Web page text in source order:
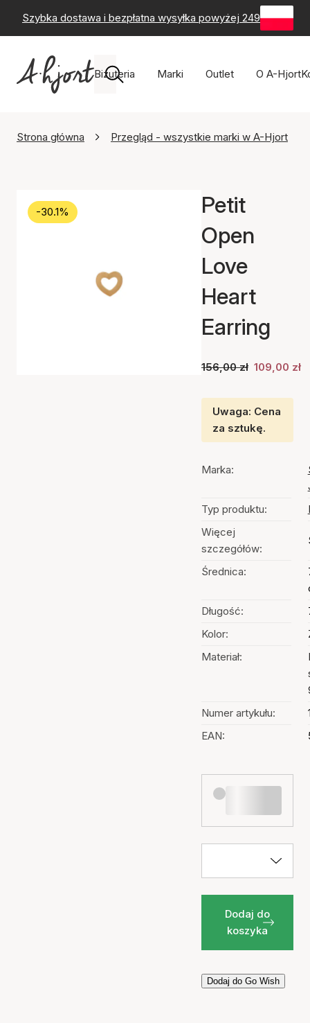
Szybka dostawa i bezpłatna wysyłka powyżej 249 zł -
Biżuteria Marki Outlet O A-Hjort
Strona główna Przegląd - wszystkie marki w A-Hjort
-30.1%
Petit
Open
Love
Heart
Earring
156,00 zł 109,00 zł
Uwaga: Cena
za sztukę.
Marka:
Typ produktu:
Więcej
szczegółów:
Średnica:
Długość:
Kolor:
Materiał:
Numer artykułu:
EAN:
Dodaj do
koszyka
Dodaj do Go Wish